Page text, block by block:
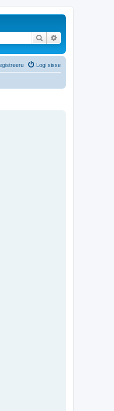
Otsi
Logi sisse